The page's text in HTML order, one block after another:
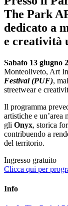
The Park
dedicato a
e creatività
Sabato 13 giugno
Monteoliveto, Art
Festival (PUF),
streetwear e
Il programma
artistiche e un’area
gli Onyx, storica
contribuendo a
del territorio.
Ingresso gratuito
Clicca qui per
Info